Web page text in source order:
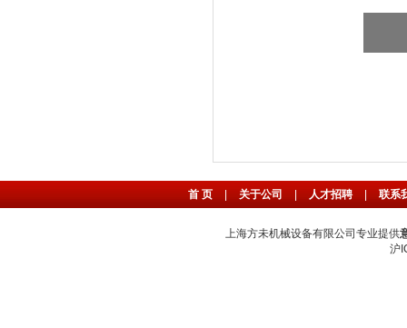
首 页 关于公司 人才招聘 联系
上海方未机械设备有限公司专业提供
沪